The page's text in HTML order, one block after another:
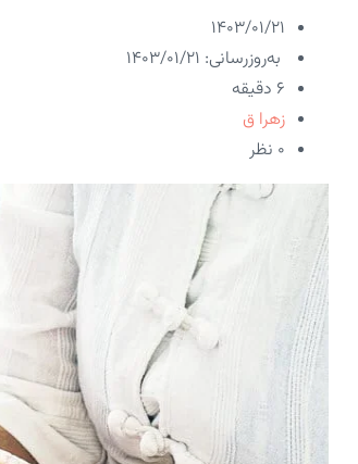
۱۴۰۳/۰۱/۲۱
به‌روزرسانی: ۱۴۰۳/۰۱/۲۱
6 دقیقه
زهرا ق
۰ نظر